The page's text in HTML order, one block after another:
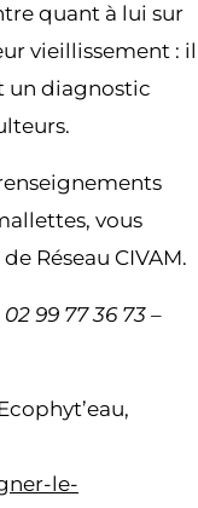
quant à lui sur
vieillissement : il
un diagnostic
vous
Réseau CIVAM.
99 77 36 73 –
le-